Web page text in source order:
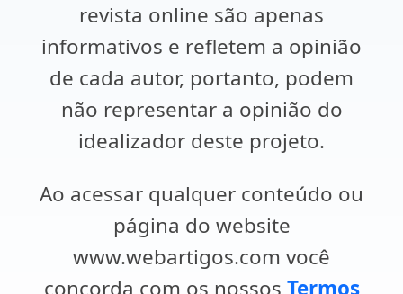
revista online são apenas
informativos e refletem a opinião
de cada autor, portanto, podem
não representar a opinião do
idealizador deste projeto.
Ao acessar qualquer conteúdo ou
página do website
www.webartigos.com você
concorda com os nossos Termos